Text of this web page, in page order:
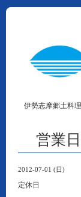
伊勢志摩郷土料
営業
2012-07-01 (日)
定休日